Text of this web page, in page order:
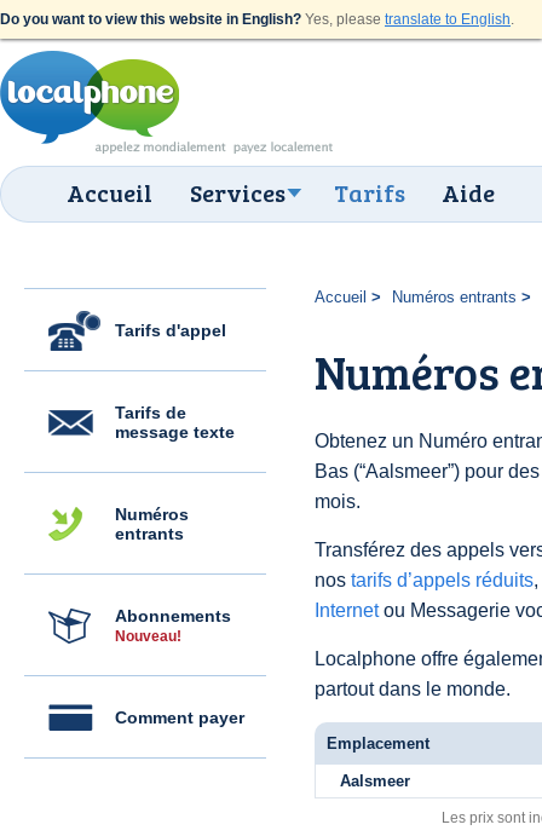
Do you want to view this website in English? Yes, please translate to English.
Accueil Services Tarifs Aide
Tarifs d'appel
Tarifs de
message texte
Numéros
entrants
Abonnements
Nouveau!
Comment payer
Accueil Numéros entrants
Numéros
Obtenez un Numéro
Bas (“Aalsmeer”) pour
mois.
Transférez des appels
nos tarifs d’appels réduits
Internetou Messagerie
Localphone offre
partout dans le monde.
Emplacement
Aalsmeer
Les prix sont